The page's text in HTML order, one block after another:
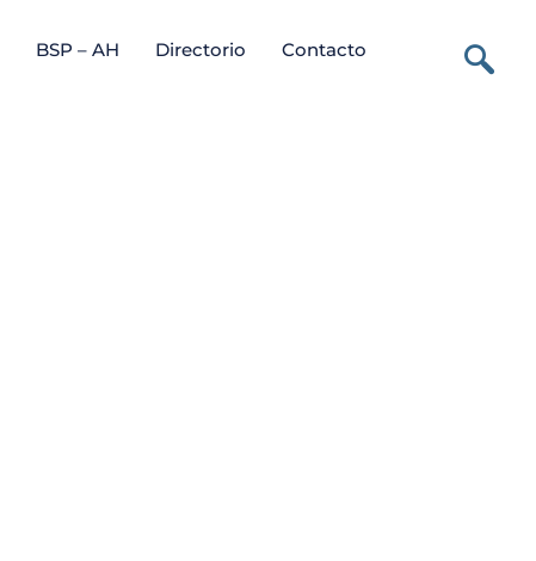
BSP – AH Directorio Contacto